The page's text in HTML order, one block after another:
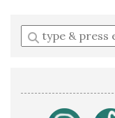
Enter
a